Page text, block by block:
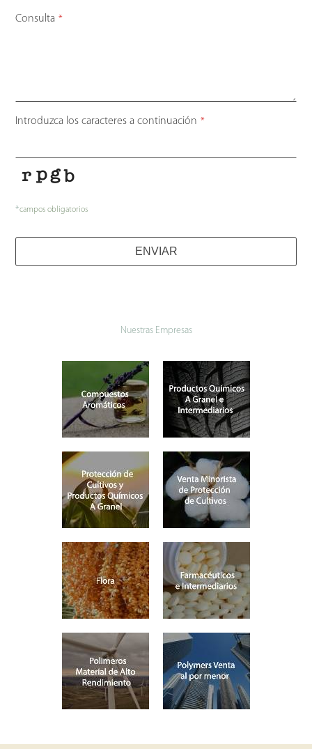
Consulta *
Introduzca los caracteres a continuación *
*campos obligatorios
ENVIAR
Nuestras Empresas